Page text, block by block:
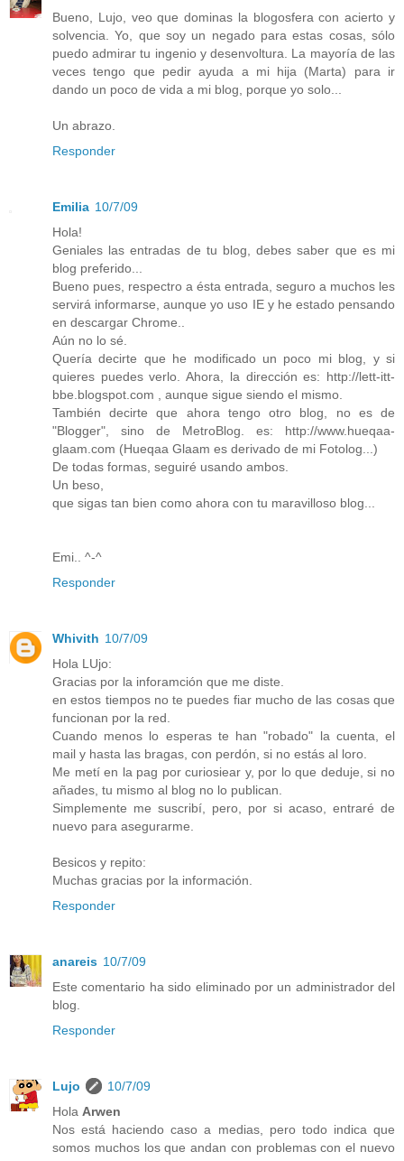
Bueno, Lujo, veo que dominas la blogosfera con acierto y
solvencia. Yo, que soy un negado para estas cosas, sólo
puedo admirar tu ingenio y desenvoltura. La mayoría de las
veces tengo que pedir ayuda a mi hija (Marta) para ir
dando un poco de vida a mi blog, porque yo solo...
Un abrazo.
Responder
Emilia 10/7/09
Hola!
Geniales las entradas de tu blog, debes saber que es mi
blog preferido...
Bueno pues, respectro a ésta entrada, seguro a muchos les
servirá informarse, aunque yo uso IE y he estado pensando
en descargar Chrome..
Aún no lo sé.
Quería decirte que he modificado un poco mi blog, y si
quieres puedes verlo. Ahora, la dirección es: http://lett-itt-
bbe.blogspot.com , aunque sigue siendo el mismo.
También decirte que ahora tengo otro blog, no es de
"Blogger", sino de MetroBlog. es: http://www.hueqaa-
glaam.com (Hueqaa Glaam es derivado de mi Fotolog...)
De todas formas, seguiré usando ambos.
Un beso,
que sigas tan bien como ahora con tu maravilloso blog...
Emi.. ^-^
Responder
Whivith 10/7/09
Hola LUjo:
Gracias por la inforamción que me diste.
en estos tiempos no te puedes fiar mucho de las cosas que
funcionan por la red.
Cuando menos lo esperas te han "robado" la cuenta, el
mail y hasta las bragas, con perdón, si no estás al loro.
Me metí en la pag por curiosiear y, por lo que deduje, si no
añades, tu mismo al blog no lo publican.
Simplemente me suscribí, pero, por si acaso, entraré de
nuevo para asegurarme.
Besicos y repito:
Muchas gracias por la información.
Responder
anareis 10/7/09
Este comentario ha sido eliminado por un administrador del
blog.
Responder
Lujo
10/7/09
Hola Arwen
Nos está haciendo caso a medias, pero todo indica que
somos muchos los que andan con problemas con el nuevo